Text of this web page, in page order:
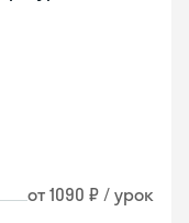
от 1090 ₽ / урок